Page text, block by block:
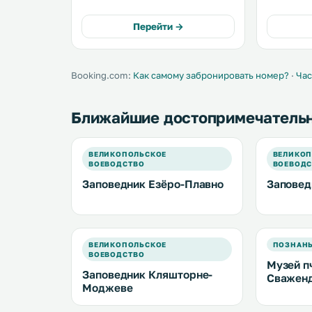
found in the kitchen. A TV is
Перейти →
Booking.com: Как самому забронировать номер? ·
Ближайшие
ВЕЛИКОПОЛЬСКОЕ
ВОЕВОДСТВО
Заповедник Езёро-Плавно
ВЕЛИКОПОЛЬСКОЕ
ВОЕВОДСТВО
Заповедник Кляшторне-
Моджеве
Музей